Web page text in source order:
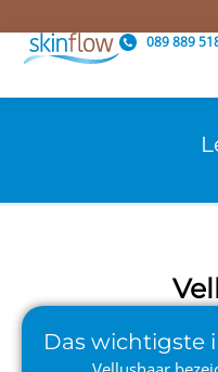
089 889
Das wichtigste